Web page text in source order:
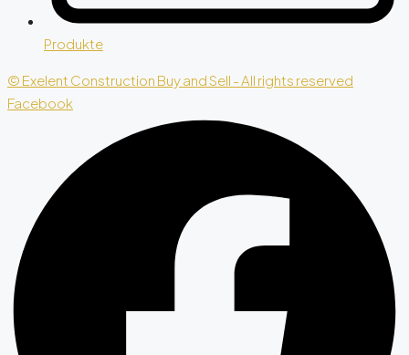
Produkte
© Exelent Construction Buy and Sell - All rights reserved
Facebook